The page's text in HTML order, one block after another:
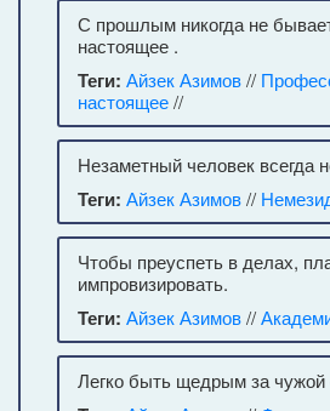
С прошлым никогда не
настоящее .
Теги: Айзек Азимов//
настоящее//
Незаметный человек всегда
Теги: Айзек Азимов//
Чтобы преуспеть в делах,
импровизировать.
Теги: Айзек Азимов//
Легко быть щедрым за чужой